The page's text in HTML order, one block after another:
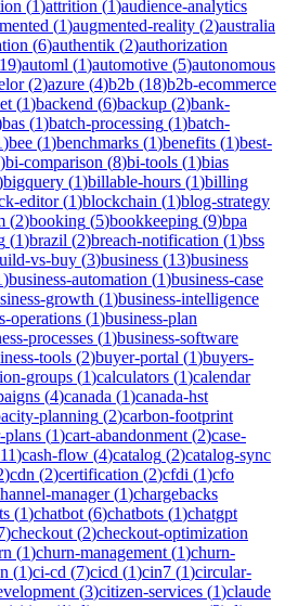
(1)attrition (1)audience-analytics
(1)augmented-reality (2)australia
(6)authentik (2)authorization
)automl (1)automotive (5)autonomous
(2)azure (4)b2b (18)b2b-ecommerce
(1)backend (6)backup (2)bank-
bas (1)batch-processing (1)batch-
)bee (1)benchmarks (1)benefits (1)best-
)bi-comparison (8)bi-tools (1)bias
bigquery (1)billable-hours (1)billing
editor(1)blockchain (1)blog-strategy
(2)booking (5)bookkeeping (9)bpa
(1)brazil (2)breach-notification (1)bss
vs-buy (3)business (13)business
)business-automation (1)business-case
growth (1)business-intelligence
operations (1)business-plan
processes (1)business-software
tools (2)buyer-portal (1)buyers-
groups (1)calculators (1)calendar
(4)canada (1)canada-hst
planning (2)carbon-footprint
plans (1)cart-abandonment (2)case-
11)cash-flow (4)catalog (2)catalog-sync
)cdn (2)certification (2)cfdi (1)cfo
manager(1)chargebacks
(1)chatbot (6)chatbots (1)chatgpt
)checkout (2)checkout-optimization
(1)churn-management (1)churn-
(1)ci-cd (7)cicd (1)cin7 (1)circular-
(3)citizen-services (1)claude